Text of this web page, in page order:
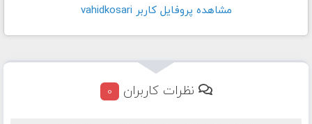
مشاهده پروفايل کاربر vahidkosari
نظرات کاربران 0